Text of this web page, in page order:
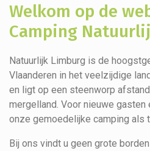
Welkom op de
Camping
Natuurlijk Limburg is de
Vlaanderen in het veelzijdige
en ligt op een steenworp
mergelland. Voor nieuwe
onze gemoedelijke camping als
Bij ons vindt u geen grote